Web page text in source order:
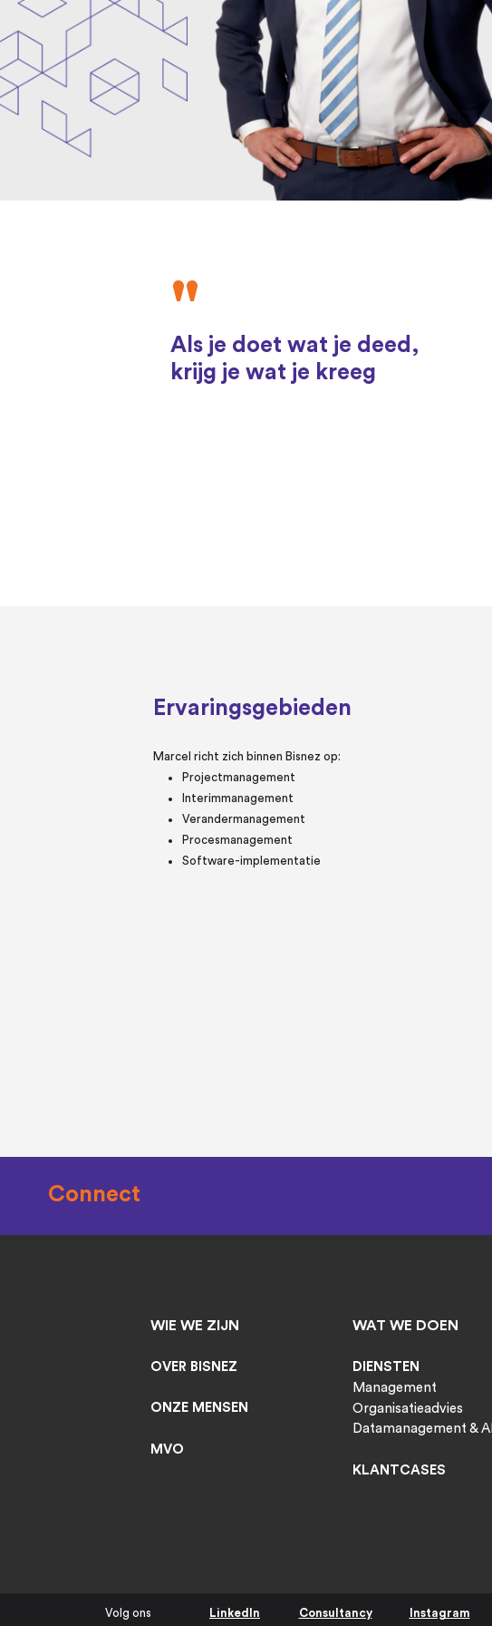
"
Als je doet wat je deed,
krijg je wat je kreeg
Marcel richt zich binnen Bisnez op:
Projectmanagement
Interimmanagement
Verandermanagement
Procesmanagement
Software-implementatie
Ervaringsgebieden
Connect
ONZE MENSEN
WIE WE ZIJN
OVER BISNEZ
MVO
WAT WE DOEN
DIENSTEN
Management
Organisatieadvies
Datamanagement & AI
KLANTCASES
Volg ons LinkedIn Consultancy Instagram